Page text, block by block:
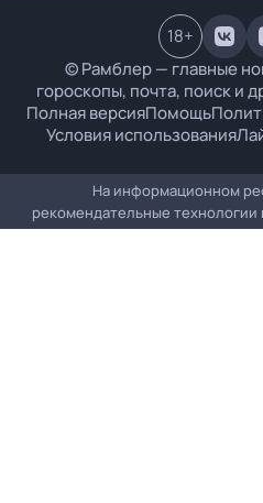
© Рамблер — главные
гороскопы, почта, поиск и
Полная версияПомощь
Условия использования
18+
На информационном
рекомендательные технологии